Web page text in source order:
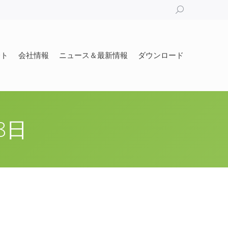
Search:
会社情報 ニュース＆最新情報 ダウンロード
ダウンロード